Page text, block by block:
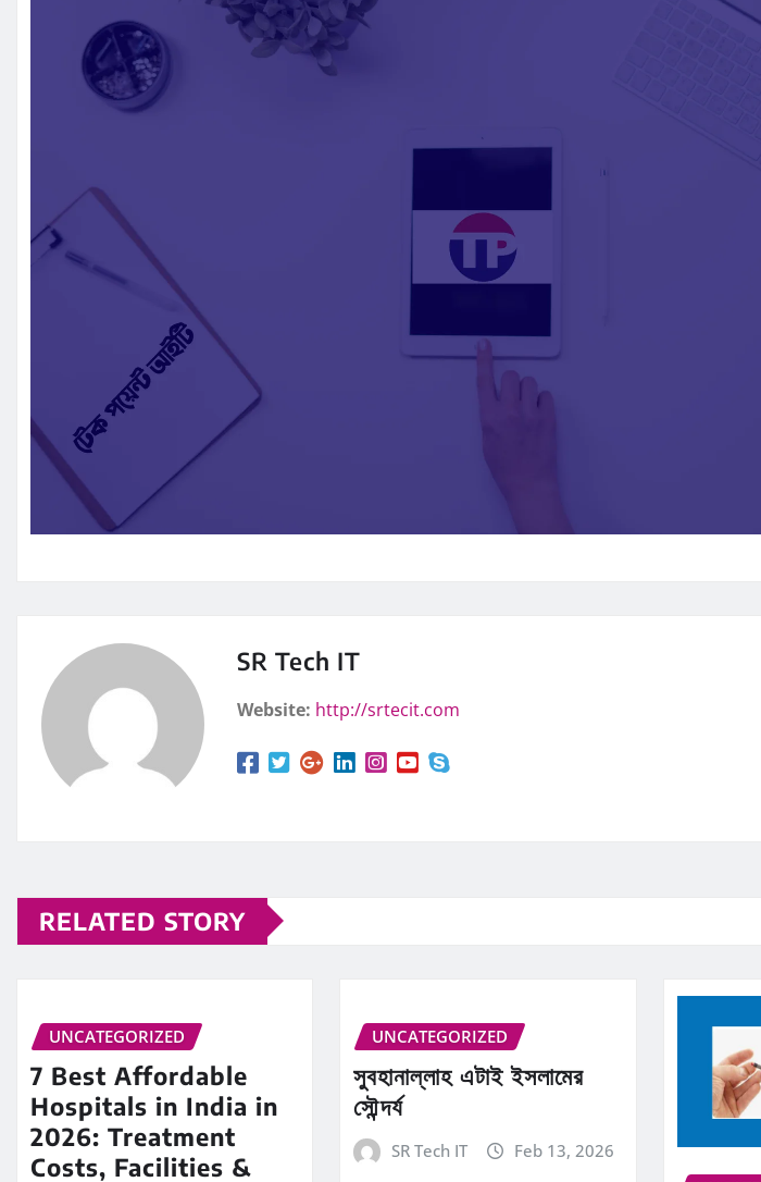
SR Tech IT
Website: http://srtecit.com
RELATED STORY
UNCATEGORIZED
7 Best Affordable
Hospitals in India in
2026: Treatment
Costs, Facilities &
UNCATEGORIZED
সুবহানাল্লাহ এটাই ইসলামের
সৌন্দর্য
SR Tech IT
Feb 13, 2026